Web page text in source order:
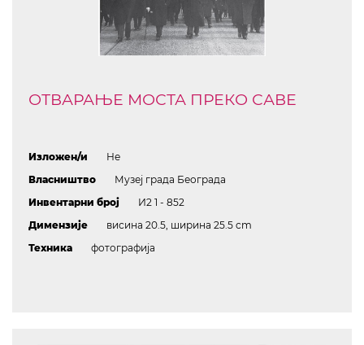
ОТВАРАЊЕ МОСТА ПРЕКО САВЕ
Изложен/и
Не
Власништво
Музеј града Београда
Инвентарни број
И2 1 - 852
Димензије
висина 20.5, ширина 25.5 cm
Техника
фотографија